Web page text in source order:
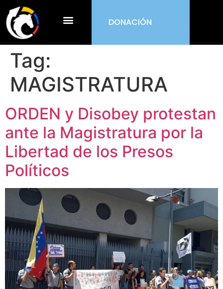
DONACIÓN
Tag:
MAGISTRATURA
ORDEN y Disobey protestan
ante la Magistratura por la
Libertad de los Presos
Políticos